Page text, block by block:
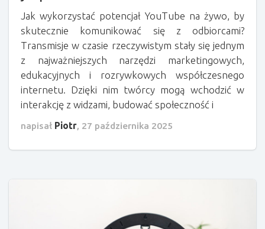
Jak wykorzystać potencjał YouTube na żywo, by
skutecznie komunikować się z odbiorcami?
Transmisje w czasie rzeczywistym stały się jednym
z najważniejszych narzędzi marketingowych,
edukacyjnych i rozrywkowych współczesnego
internetu. Dzięki nim twórcy mogą wchodzić w
interakcję z widzami, budować społeczność i
napisał Piotr, 27 października 2025